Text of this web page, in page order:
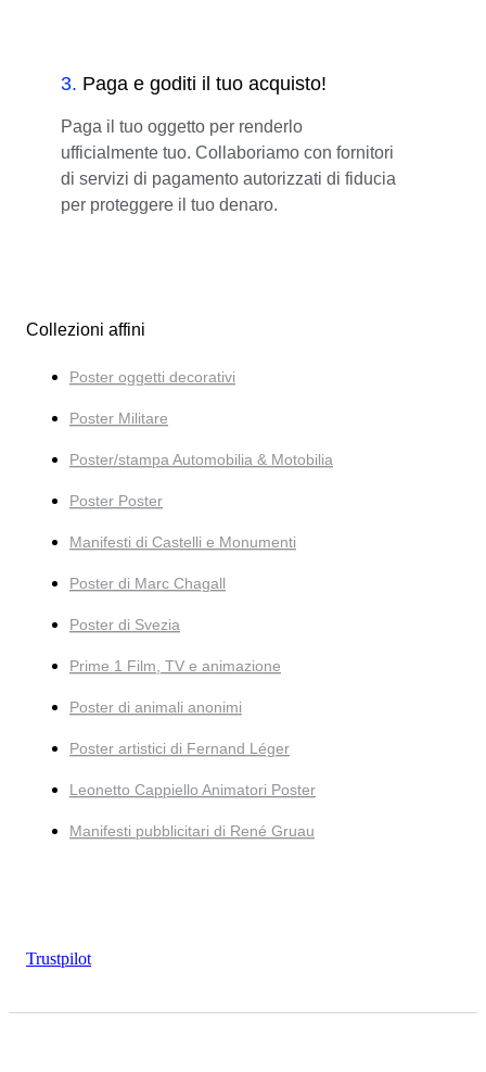
3. Paga e goditi il tuo acquisto!
Paga il tuo oggetto per renderlo
ufficialmente tuo. Collaboriamo con fornitori
di servizi di pagamento autorizzati di fiducia
per proteggere il tuo denaro.
Collezioni affini
Poster oggetti decorativi
Poster Militare
Poster/stampa Automobilia & Motobilia
Poster Poster
Manifesti di Castelli e Monumenti
Poster di Marc Chagall
Poster di Svezia
Prime 1 Film, TV e animazione
Poster di animali anonimi
Poster artistici di Fernand Léger
Leonetto Cappiello Animatori Poster
Manifesti pubblicitari di René Gruau
Trustpilot